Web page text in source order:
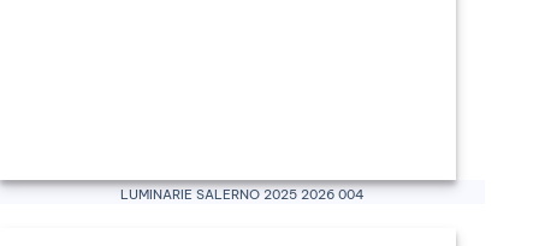
Luminarie Salerno 2025 2026 004